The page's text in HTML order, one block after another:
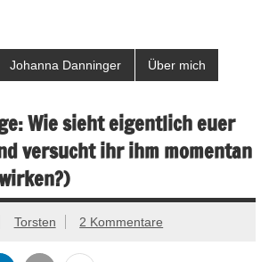
Johanna Danninger Über mich
Wie sieht eigentlich euer
versucht ihr ihm momentan
Torsten 2 Kommentare